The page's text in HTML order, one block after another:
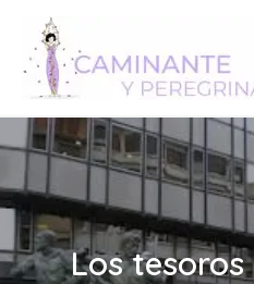
contenido
Los